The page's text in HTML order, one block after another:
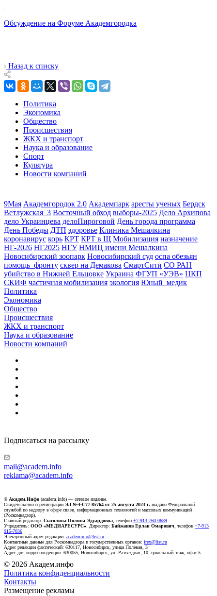
Обсуждение на Форуме Академгородка
Назад к списку
Политика
Экономика
Общество
Происшествия
ЖКХ и транспорт
Наука и образование
Спорт
Культура
Новости компаний
9Мая Академгородок 2.0 Академпарк аресты ученых Бердск
Ветлужская_3 Восточный обход выборы-2025 Дело Архипова
дело Украинцева делоПироговой День города программа
День Победы ДТП здоровье Клиника Мешалкина
коронавирус корь КРТ КРТ в Щ Мобилизация назначение
НГ-2026 НГ2025 НГУ НМИЦ имени Мешалкина
Новосибирский зоопарк Новосибирский суд оспа обезьян
помощь_фронту сквер на Демакова СмартСити СО РАН
убийство в Нижней Ельцовке Украина ФГУП «УЭВ» ЦКП
СКИФ частичная мобилизация экология Юный_медик
Политика
Экономика
Общество
Происшествия
ЖКХ и транспорт
Наука и образование
Новости компаний
Подписаться на рассылку
mail@academ.info
reklama@academ.info
© Академ.Инфо (academ.info) — сетевое издание.
Свидетельство о регистрации ЭЛ №ФС77-85764 от 25 августа 2023 г. выдано Федеральной
службой по надзору в сфере связи, информационных технологий и массовых коммуникаций
(Роскомнадзор).
Главный редактор: Сысолина Полина Эдуардовна , телефон +7-913-760-0689
Учредитель: ООО «МЕДИАРЕСУРС» . Директор: Байжанов Ерлан Омарович , телефон +7-913
915-7036
Электронный адрес редакции: academinfo@list.ru
Контактные данные для Роскомнадзора и государственных органов: irex@list.ru
Адрес редакции фактический: 630117, Новосибирск, улица Полевая, 3
Адрес для корреспонденции: 630055, Новосибирск, ул. Разъездная, 10, цокольный этаж, офис 5.
© 2026 Академ.инфо
Политика конфиденциальности
Контакты
Размещение рекламы